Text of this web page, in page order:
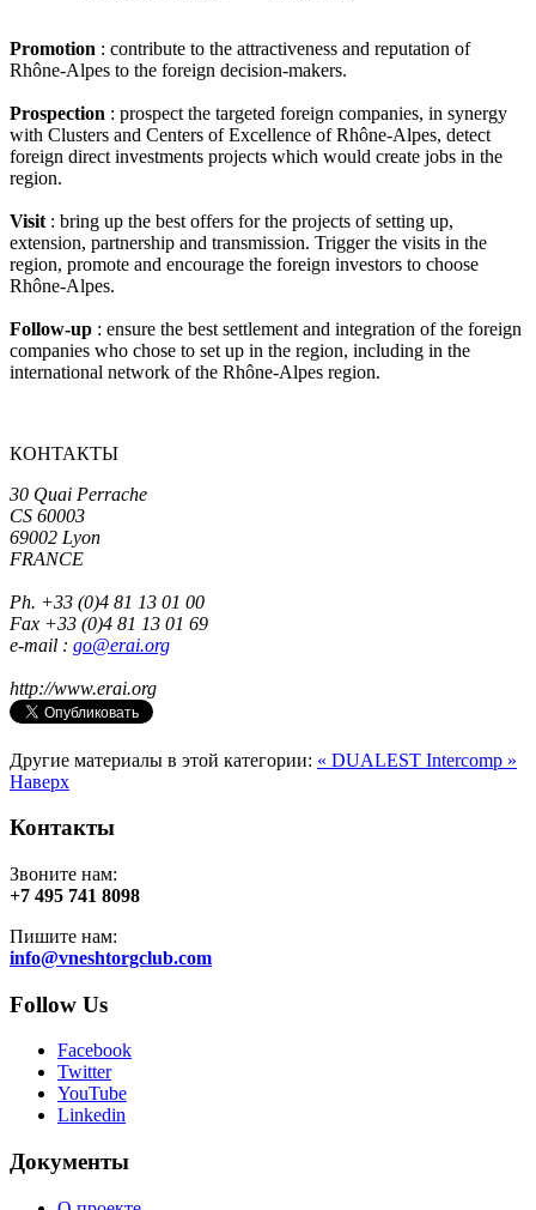
Promotion : contribute to the attractiveness and reputation of
Rhône-Alpes to the foreign decision-makers.
Prospection : prospect the targeted foreign companies, in synergy
with Clusters and Centers of Excellence of Rhône-Alpes, detect
foreign direct investments projects which would create jobs in the
region.
Visit : bring up the best offers for the projects of setting up,
extension, partnership and transmission. Trigger the visits in the
region, promote and encourage the foreign investors to choose
Rhône-Alpes.
Follow-up : ensure the best settlement and integration of the foreign
companies who chose to set up in the region, including in the
international network of the Rhône-Alpes region.
КОНТАКТЫ
30 Quai Perrache
CS 60003
69002 Lyon
FRANCE
Ph. +33 (0)4 81 13 01 00
Fax +33 (0)4 81 13 01 69
e-mail : go@erai.org
http://www.erai.org
Другие материалы в этой категории: « DUALEST Intercomp »
Наверх
Контакты
Звоните нам:
+7 495 741 8098
Пишите нам:
info@vneshtorgclub.com
Follow Us
Facebook
Twitter
YouTube
Linkedin
Документы